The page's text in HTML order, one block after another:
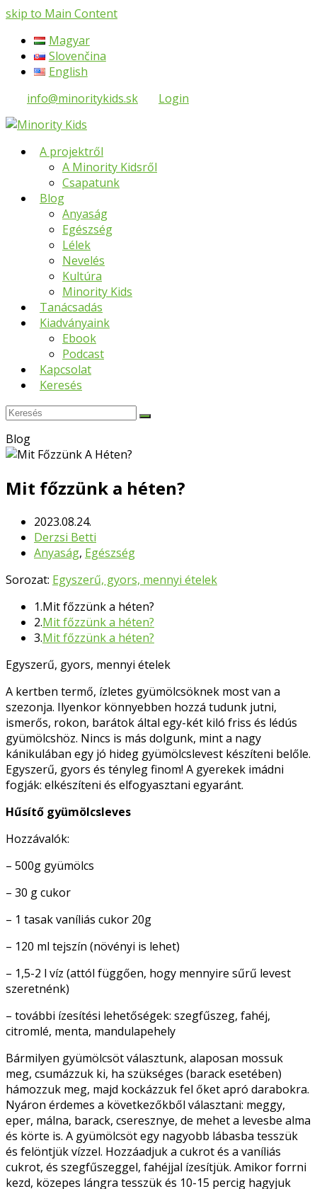
skip to Main Content
Magyar
Slovenčina
English
info@minoritykids.sk
Login
A projektről
A Minority Kidsről
Csapatunk
Blog
Anyaság
Egészség
Lélek
Nevelés
Kultúra
Minority Kids
Tanácsadás
Kiadványaink
Ebook
Podcast
Kapcsolat
Keresés
Keresés
Submit
Blog
Mit főzzünk a héten?
2023.08.24.
Derzsi Betti
Anyaság, Egészség
Sorozat: Egyszerű, gyors, mennyi ételek
1.Mit főzzünk a héten?
2.Mit főzzünk a héten?
3.Mit főzzünk a héten?
Egyszerű, gyors, mennyi ételek
A kertben termő, ízletes gyümölcsöknek most van a
szezonja. Ilyenkor könnyebben hozzá tudunk jutni,
ismerős, rokon, barátok által egy-két kiló friss és lédús
gyümölcshöz. Nincs is más dolgunk, mint a nagy
kánikulában egy jó hideg gyümölcslevest készíteni belőle.
Egyszerű, gyors és tényleg finom! A gyerekek imádni
fogják: elkészíteni és elfogyasztani egyaránt.
Hűsítő gyümölcsleves
Hozzávalók:
– 500g gyümölcs
– 30 g cukor
– 1 tasak vaníliás cukor 20g
– 120 ml tejszín (növényi is lehet)
– 1,5-2 l víz (attól függően, hogy mennyire sűrű levest
szeretnénk)
– további ízesítési lehetőségek: szegfűszeg, fahéj,
citromlé, menta, mandulapehely
Bármilyen gyümölcsöt választunk, alaposan mossuk
meg, csumázzuk ki, ha szükséges (barack esetében)
hámozzuk meg, majd kockázzuk fel őket apró darabokra.
Nyáron érdemes a következőkből választani: meggy,
eper, málna, barack, cseresznye, de mehet a levesbe alma
és körte is. A gyümölcsöt egy nagyobb lábasba tesszük
és felöntjük vízzel. Hozzáadjuk a cukrot és a vaníliás
cukrot, és szegfűszeggel, fahéjjal ízesítjük. Amikor forrni
kezd, közepes lángra tesszük és 10-15 percig hagyjuk